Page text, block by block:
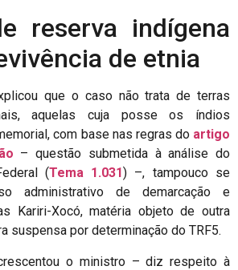
reserva indígena
de etnia
que o caso não trata de terras
aquelas cuja posse os índios
com base nas regras do artigo
– questão submetida à análise do
(Tema 1.031) –, tampouco se
administrativo de demarcação e
Kariri-Xocó, matéria objeto de outra
suspensa por determinação do TRF5.
o ministro – diz respeito à